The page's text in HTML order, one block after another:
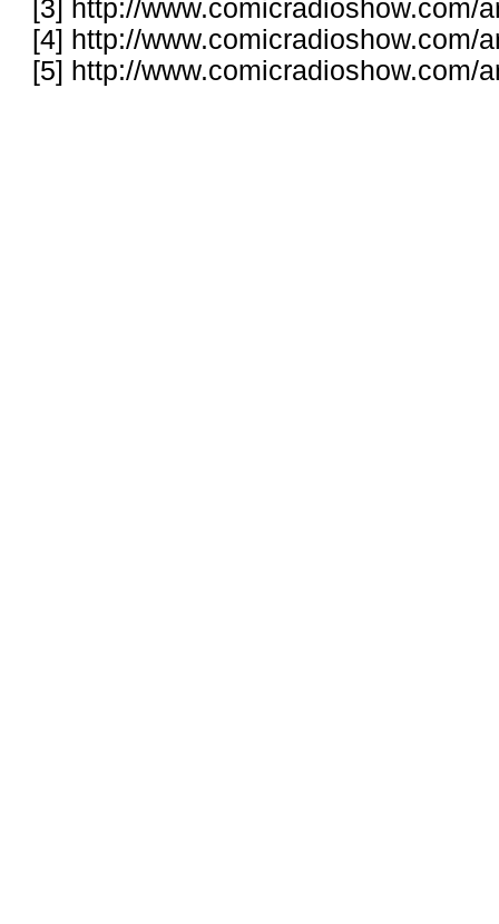
[3]
http://www.comicradioshow.com/
[4] http://www.comicradioshow.com/
[5] http://www.comicradioshow.com/